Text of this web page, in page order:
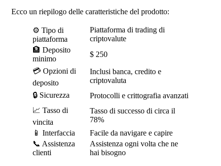
Ecco un riepilogo delle caratteristiche del prodotto:
⚙️ Tipo di
piattaforma
Piattaforma di trading di
criptovalute
🏦 Deposito
minimo
$ 250
💳 Opzioni di
deposito
Inclusi banca, credito e
criptovaluta
🔒 Sicurezza
Protocolli e crittografia avanzati
📈 Tasso di
vincita
Tasso di successo di circa il
78%
📱 Interfaccia
Facile da navigare e capire
📞 Assistenza
clienti
Assistenza ogni volta che ne
hai bisogno